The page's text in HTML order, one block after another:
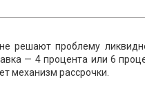
решают проблему
— 4 процента или 6
механизм рассрочки.